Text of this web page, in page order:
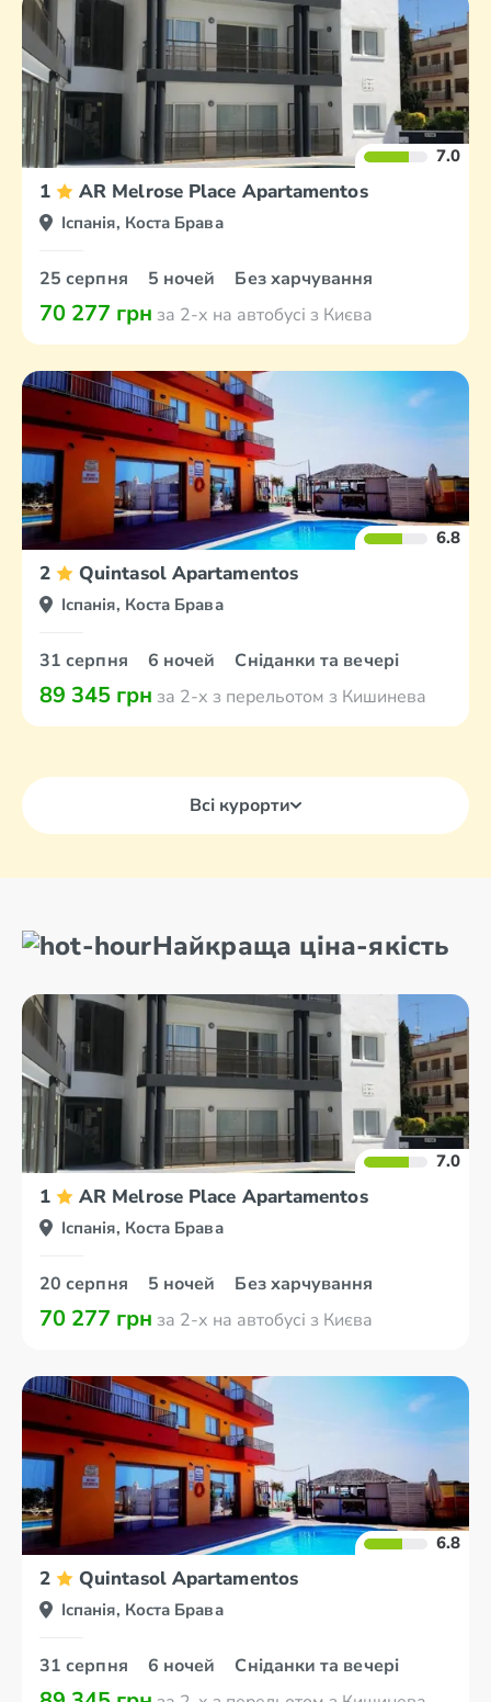
7.0
1 AR Melrose Place Apartamentos
Іспанія, Коста Брава
25 серпня 5 ночей Без харчування
70 277 грн за 2-х на автобусі з Києва
6.8
2 Quintasol Apartamentos
Іспанія, Коста Брава
31 серпня 6 ночей Сніданки та вечері
89 345 грн за 2-х з перельотом з Кишинева
Всі курорти
Найкраща ціна-якість
7.0
1 AR Melrose Place Apartamentos
Іспанія, Коста Брава
20 серпня 5 ночей Без харчування
70 277 грн за 2-х на автобусі з Києва
6.8
2 Quintasol Apartamentos
Іспанія, Коста Брава
31 серпня 6 ночей Сніданки та вечері